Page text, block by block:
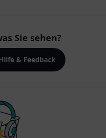
Sie sehen?
& Feedback